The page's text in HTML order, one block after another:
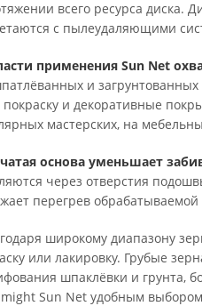
всего ресурса диска.
с пылеудаляющими
применения Sun Net
и
покраску и декоративные
мастерских, на
основа уменьшает
через отверстия
перегрев
широкому диапазону
или лакировку. Грубые
шпаклёвки и грунта,
Sun Net удобным выбором